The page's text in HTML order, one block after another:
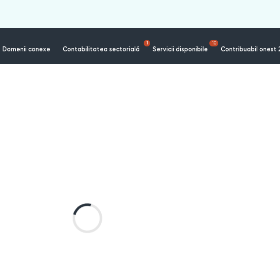
Domenii conexe Contabilitatea sectorială
1
Servicii disponibile
10
Contribuabil onest